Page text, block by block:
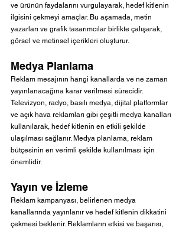
ve ürünün faydalarını vurgulayarak, hedef kitlenin
ilgisini çekmeyi amaçlar. Bu aşamada, metin
yazarları ve grafik tasarımcılar birlikte çalışarak,
görsel ve metinsel içerikleri oluşturur.
Medya Planlama
Reklam mesajının hangi kanallarda ve ne zaman
yayınlanacağına karar verilmesi sürecidir.
Televizyon, radyo, basılı medya, dijital platformlar
ve açık hava reklamları gibi çeşitli medya kanalları
kullanılarak, hedef kitlenin en etkili şekilde
ulaşılması sağlanır. Medya planlama, reklam
bütçesinin en verimli şekilde kullanılması için
önemlidir.
Yayın ve İzleme
Reklam kampanyası, belirlenen medya
kanallarında yayınlanır ve hedef kitlenin dikkatini
çekmesi beklenir. Reklamların etkisi ve başarısı,